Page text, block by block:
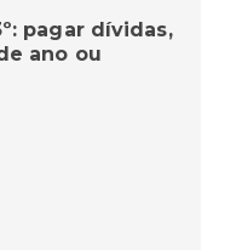
pagar dívidas,
ano ou